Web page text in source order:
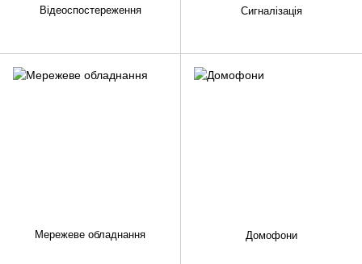
Відеоспостереження Сигналізація
Мережеве обладнання Домофони